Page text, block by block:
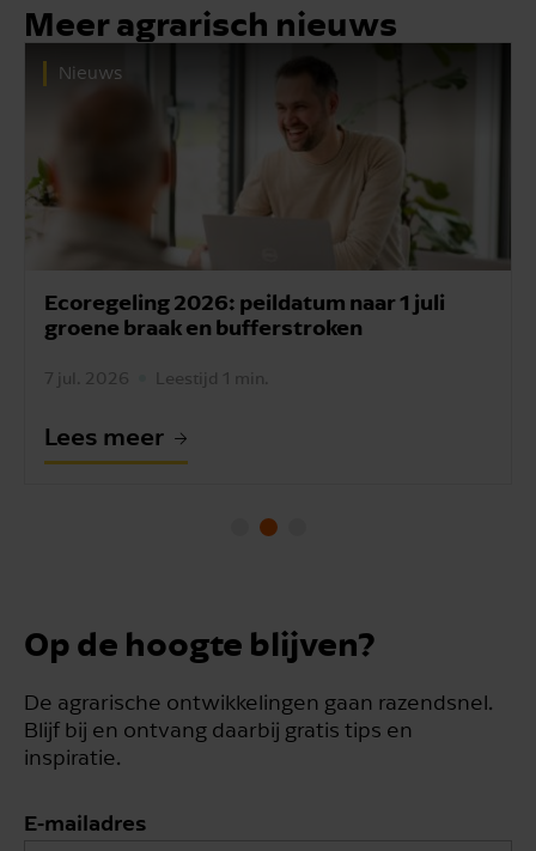
Meer agrarisch nieuws
Nieuws
Ecoregeling 2026: peildatum naar 1 juli
groene braak en bufferstroken
7 jul. 2026 Leestijd 1 min.
Lees meer
Op de hoogte blijven?
De agrarische ontwikkelingen gaan razendsnel.
Blijf bij en ontvang daarbij gratis tips en
inspiratie.
E-mailadres